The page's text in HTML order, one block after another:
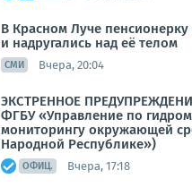
В Красном Луче
и надругались над её телом
СМИ Вчера, 20:04
ЭКСТРЕННОЕ
ФГБУ «Управление по
мониторингу окружающей
Народной Республике»)
ОФИЦ. Вчера, 17:18